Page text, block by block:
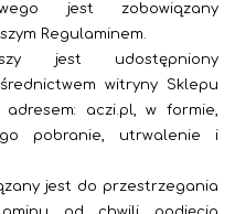
jest zobowiązany
Regulaminem.
jest udostępniony
witryny Sklepu
aczi.pl, w formie,
pobranie, utrwalenie i
jest do przestrzegania